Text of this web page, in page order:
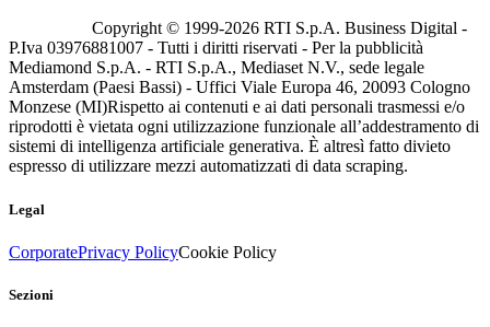
Copyright © 1999-2026 RTI S.p.A. Business Digital -
P.Iva 03976881007 - Tutti i diritti riservati - Per la pubblicità
Mediamond S.p.A. - RTI S.p.A., Mediaset N.V., sede legale
Amsterdam (Paesi Bassi) - Uffici Viale Europa 46, 20093 Cologno
Monzese (MI)Rispetto ai contenuti e ai dati personali trasmessi e/o
riprodotti è vietata ogni utilizzazione funzionale all’addestramento di
sistemi di intelligenza artificiale generativa. È altresì fatto divieto
espresso di utilizzare mezzi automatizzati di data scraping.
Legal
CorporatePrivacy PolicyCookie Policy
Sezioni